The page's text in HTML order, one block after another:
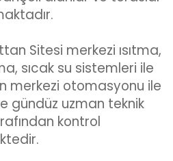
Sitesi merkezi ısıtma,
sıcak su sistemleri ile
merkezi otomasyonu ile
gündüz uzman teknik
kontrol